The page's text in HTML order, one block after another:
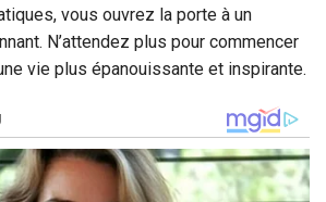
vous ouvrez la porte à un
N’attendez plus pour commencer
vie plus épanouissante et inspirante.